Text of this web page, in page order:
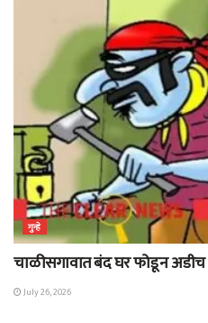
गुन्हे
चाळीसगावात बंद घर फोडून
July 26, 2026